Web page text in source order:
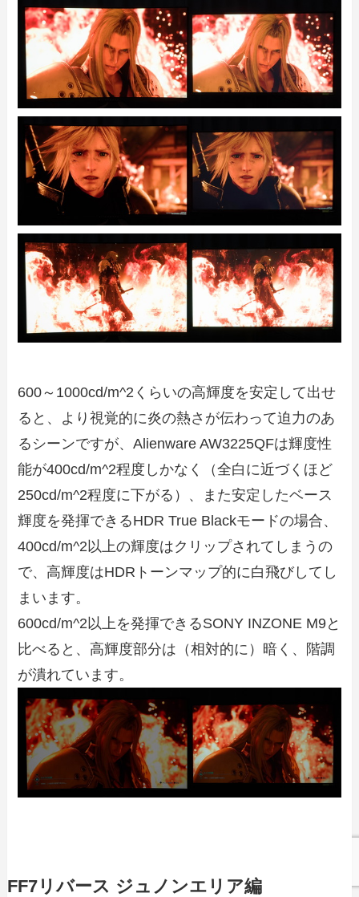
600～1000cd/m^2くらいの高輝度を安定して出せ
ると、より視覚的に炎の熱さが伝わって迫力のあ
るシーンですが、Alienware AW3225QFは輝度性
能が400cd/m^2程度しかなく（全白に近づくほど
250cd/m^2程度に下がる）、また安定したベース
輝度を発揮できるHDR True Blackモードの場合、
400cd/m^2以上の輝度はクリップされてしまうの
で、高輝度はHDRトーンマップ的に白飛びしてし
まいます。
600cd/m^2以上を発揮できるSONY INZONE M9と
比べると、高輝度部分は（相対的に）暗く、階調
が潰れています。
FF7リバース ジュノンエリア編